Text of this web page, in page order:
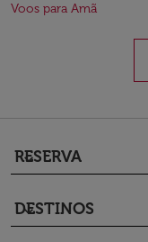
Voos para Amã
RESERVA
keyboard_arrow_down
DESTINOS
keyboard_arrow_down